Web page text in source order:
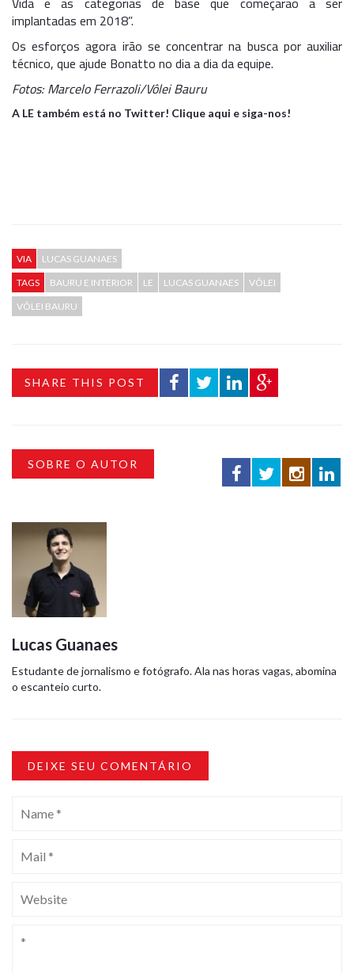
implantadas em 2018”.
Os esforços agora irão se concentrar na busca por auxiliar
técnico, que ajude Bonatto no dia a dia da equipe.
Fotos: Marcelo Ferrazoli/Vôlei Bauru
A LE também está no Twitter! Clique aqui e siga-nos!
VIA
LUCAS GUANAES
TAGS
BAURU E INTERIOR LE LUCAS GUANAES
VÔLEI
VÔLEI BAURU
SHARE THIS POST
SOBRE O AUTOR
Lucas Guanaes
Estudante de jornalismo e fotógrafo. Ala nas horas vagas, abomina
o escanteio curto.
DEIXE SEU COMENTÁRIO